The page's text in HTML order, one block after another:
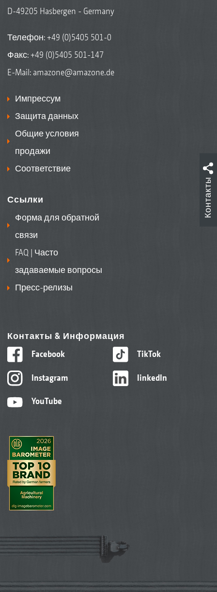
D-49205 Hasbergen - Germany
Телефон:+49 (0)5405 501-0
Факс: +49 (0)5405 501-147
E-Mail: amazone@amazone.de
Импрессум
Защита данных
Общие условия
продажи
Соответствие
Ссылки
Форма для обратной
связи
FAQ | Часто
задаваемые вопросы
Пресс-релизы
Контакты & Информация
Facebook
Instagram
YouTube
TikTok
linkedIn
Контакты